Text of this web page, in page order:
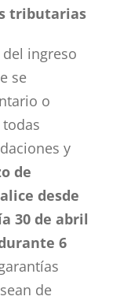
tributarias
ingreso
se
o
y
de
desde
30 de abril
6
de